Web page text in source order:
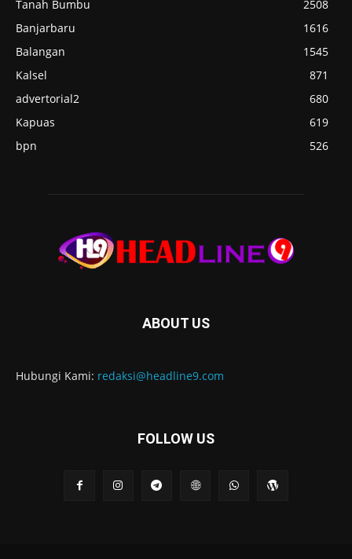
Tanah Bumbu
2508
Banjarbaru
1616
Balangan
1545
Kalsel
871
advertorial2
680
Kapuas
619
bpn
526
ABOUT US
Hubungi Kami: redaksi@headline9.com
FOLLOW US